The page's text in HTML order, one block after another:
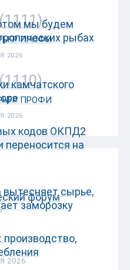
мы будем
рыбах
камчатского
кодов ОКПД2
переносится на
вытесняет сырье,
заморозку
ПРОФИ
2026
ПРОФИ
2026
форум
2026